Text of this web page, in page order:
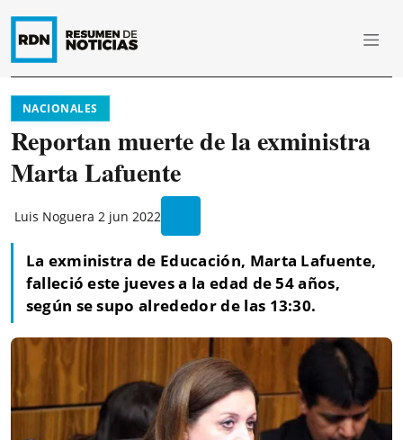
NACIONALES
Reportan muerte de la exministra
Marta Lafuente
Luis Noguera 2 jun 2022
La exministra de Educación, Marta Lafuente,
falleció este jueves a la edad de 54 años,
según se supo alrededor de las 13:30.